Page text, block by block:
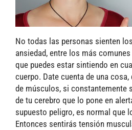
No todas las personas sienten
ansiedad, entre los más comunes
que puedes estar sintiendo en
cuerpo. Date cuenta de una
de músculos, si constantemente
de tu cerebro que lo pone en
supuesto peligro, es normal que
Entonces sentirás tensión